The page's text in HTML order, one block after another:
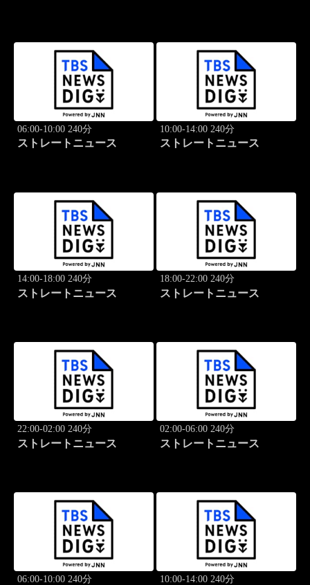
06:00-10:00 240分
ストレートニュース
10:00-14:00 240分
ストレートニュース
14:00-18:00 240分
ストレートニュース
18:00-22:00 240分
ストレートニュース
22:00-02:00 240分
ストレートニュース
02:00-06:00 240分
ストレートニュース
06:00-10:00 240分 10:00-14:00 240分